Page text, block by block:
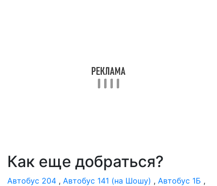
Как еще добраться?
Автобус 204 , Автобус 141 (на Шошу) , Автобус 1Б ,